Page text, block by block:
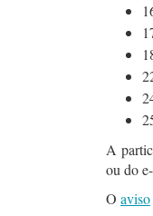
A
ou do
O aviso